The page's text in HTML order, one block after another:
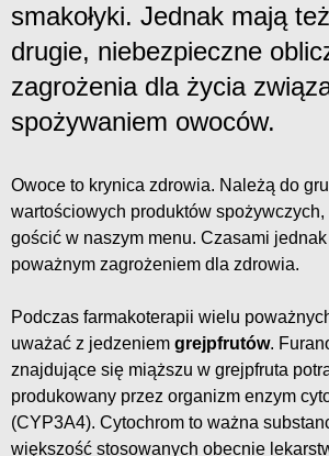
smakołyki. Jednak mają
drugie, niebezpieczne
zagrożenia dla życia
spożywaniem owoców.
Owoce to krynica zdrowia. Należą do
wartościowych produktów
gościć w naszym menu. Czasami
poważnym zagrożeniem dla zdrowia.
Podczas farmakoterapii wielu
uważać z jedzeniem grejpfrutów.
znajdujące się miąższu w grejpfruta
produkowany przez organizm enzym
(CYP3A4). Cytochrom to ważna
większość stosowanych obecnie